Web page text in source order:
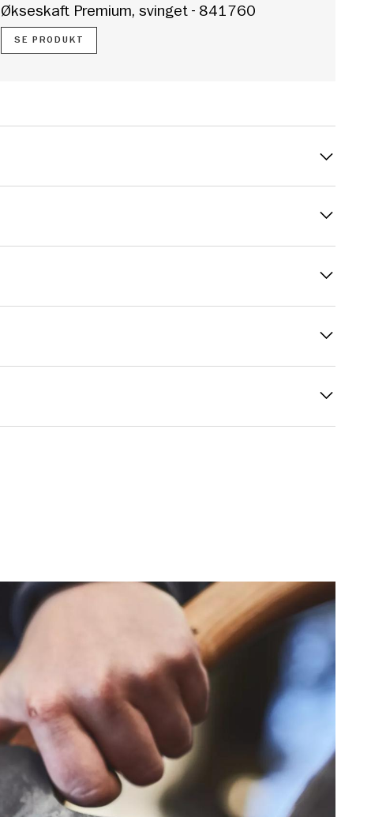
Økseskaft Premium, svinget - 841760
SE PRODUKT